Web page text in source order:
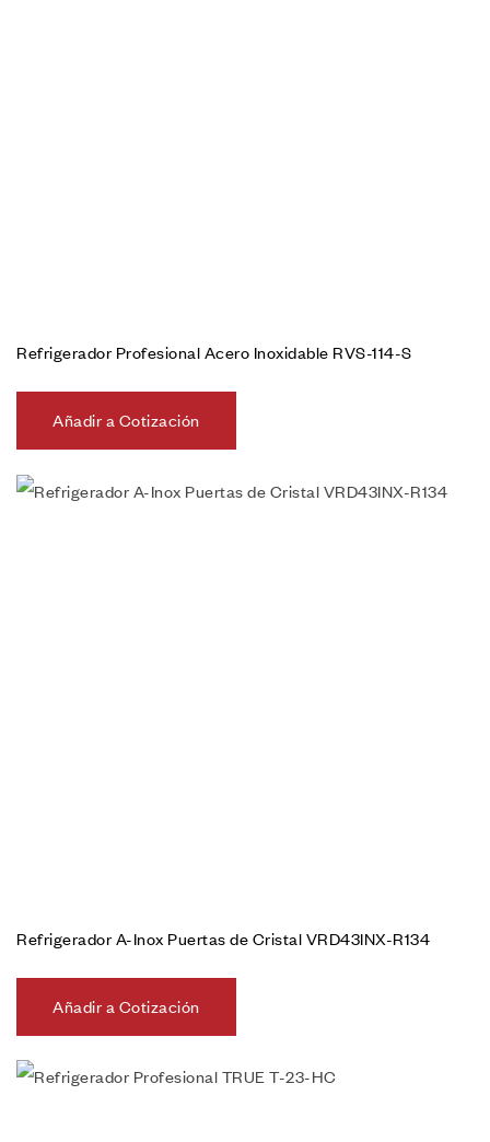
Refrigerador Profesional Acero Inoxidable RVS-114-S
Añadir a Cotización
Refrigerador A-Inox Puertas de Cristal VRD43INX-R134
Añadir a Cotización